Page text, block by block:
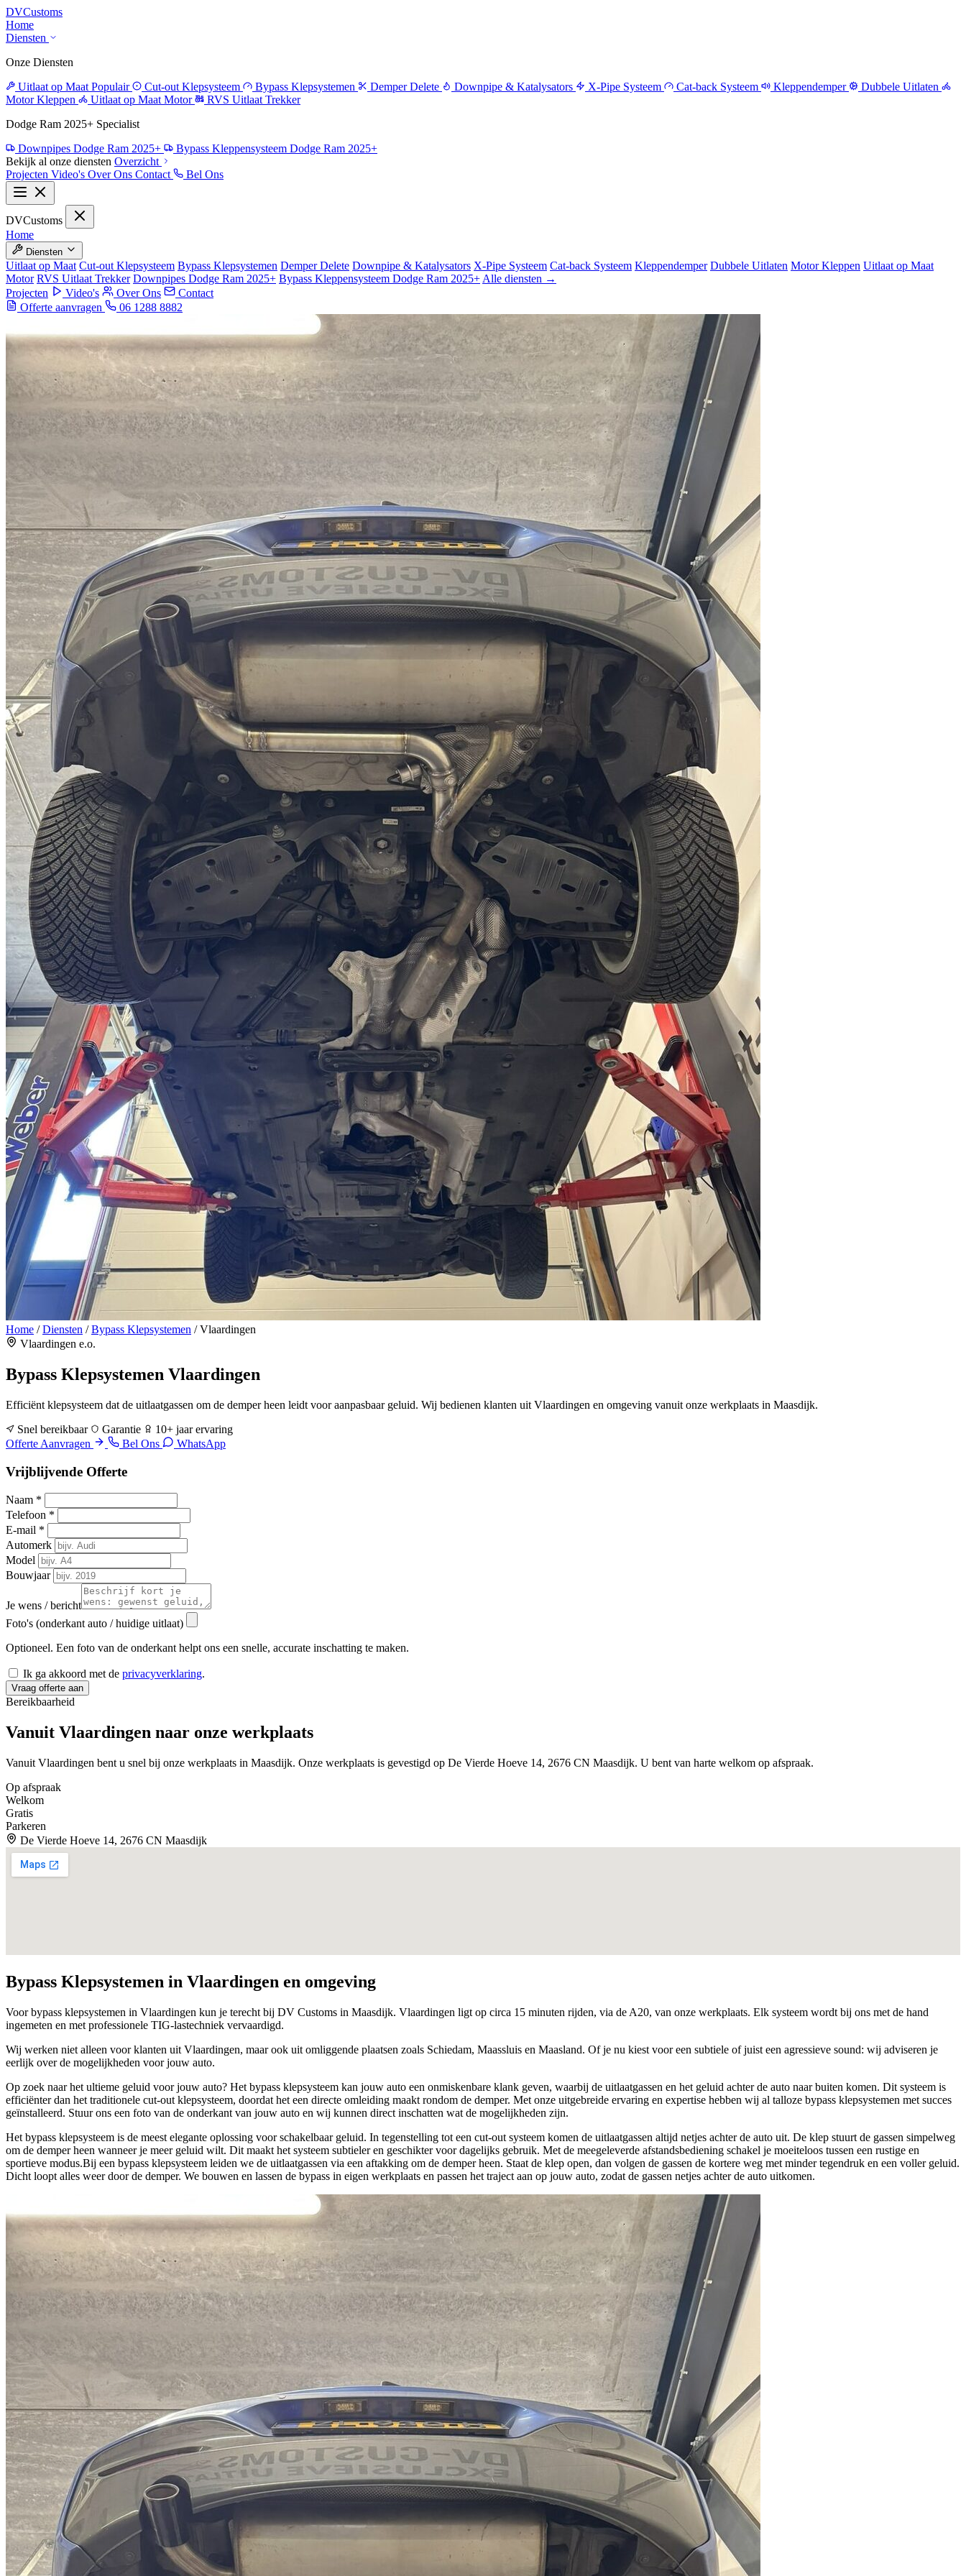
DVCustoms
Home
Diensten
Onze Diensten
Uitlaat op Maat Populair Cut-out Klepsysteem Bypass Klepsystemen Demper Delete Downpipe & Katalysators X-Pipe Systeem Cat-back Systeem Kleppendemper
Dubbele Uitlaten
Motor Kleppen
Uitlaat op Maat Motor
RVS Uitlaat Trekker
Dodge Ram 2025+ Specialist
Downpipes Dodge Ram 2025+
Bypass Kleppensysteem Dodge Ram 2025+
Bekijk al onze diensten Overzicht
Projecten Video's Over Ons Contact Bel Ons
DVCustoms
Home
Diensten
Uitlaat op Maat Cut-out Klepsysteem Bypass Klepsystemen Demper Delete Downpipe & Katalysators X-Pipe Systeem Cat-back Systeem Kleppendemper Dubbele Uitlaten Motor Kleppen Uitlaat op Maat
Motor RVS Uitlaat Trekker Downpipes Dodge Ram 2025+ Bypass Kleppensysteem Dodge Ram 2025+ Alle diensten →
Projecten
Video's Over Ons
Contact
Offerte aanvragen
06 1288 8882
Home / Diensten / Bypass Klepsystemen / Vlaardingen
Vlaardingen e.o.
Bypass Klepsystemen Vlaardingen
Efficiënt klepsysteem dat de uitlaatgassen om de demper heen leidt voor aanpasbaar geluid. Wij bedienen klanten uit Vlaardingen en omgeving vanuit onze werkplaats in Maasdijk.
Snel bereikbaar
Garantie
10+ jaar ervaring
Offerte Aanvragen
Bel Ons WhatsApp
Vrijblijvende Offerte
Naam *
Telefoon *
E-mail *
Automerk
Model
Bouwjaar
Je wens / bericht
Foto's (onderkant auto / huidige uitlaat)
Optioneel. Een foto van de onderkant helpt ons een snelle, accurate inschatting te maken.
Ik ga akkoord met de privacyverklaring.
Vraag offerte aan
Bereikbaarheid
Vanuit Vlaardingen naar onze werkplaats
Vanuit Vlaardingen bent u snel bij onze werkplaats in Maasdijk. Onze werkplaats is gevestigd op De Vierde Hoeve 14, 2676 CN Maasdijk. U bent van harte welkom op afspraak.
Op afspraak
Welkom
Gratis
Parkeren
De Vierde Hoeve 14, 2676 CN Maasdijk
Bypass Klepsystemen in Vlaardingen en omgeving
Voor bypass klepsystemen in Vlaardingen kun je terecht bij DV Customs in Maasdijk. Vlaardingen ligt op circa 15 minuten rijden, via de A20, van onze werkplaats. Elk systeem wordt bij ons met de hand
ingemeten en met professionele TIG-lastechniek vervaardigd.
Wij werken niet alleen voor klanten uit Vlaardingen, maar ook uit omliggende plaatsen zoals Schiedam, Maassluis en Maasland. Of je nu kiest voor een subtiele of juist een agressieve sound: wij adviseren je
eerlijk over de mogelijkheden voor jouw auto.
Op zoek naar het ultieme geluid voor jouw auto? Het bypass klepsysteem kan jouw auto een onmiskenbare klank geven, waarbij de uitlaatgassen en het geluid achter de auto naar buiten komen. Dit systeem is
efficiënter dan het traditionele cut-out klepsysteem, doordat het een directe omleiding maakt rondom de demper. Met onze uitgebreide ervaring en expertise hebben wij al talloze bypass klepsystemen met succes
geïnstalleerd. Stuur ons een foto van de onderkant van jouw auto en wij kunnen direct inschatten wat de mogelijkheden zijn.
Het bypass klepsysteem is de meest elegante oplossing voor schakelbaar geluid. In tegenstelling tot een cut-out systeem komen de uitlaatgassen altijd netjes achter de auto uit. De klep stuurt de gassen simpelweg
om de demper heen wanneer je meer geluid wilt. Dit maakt het systeem subtieler en geschikter voor dagelijks gebruik. Met de meegeleverde afstandsbediening schakel je moeiteloos tussen een rustige en
sportieve modus.Bij een bypass klepsysteem leiden we de uitlaatgassen via een aftakking om de demper heen. Staat de klep open, dan volgen de gassen de kortere weg met minder tegendruk en een voller geluid.
Dicht loopt alles weer door de demper. We bouwen en lassen de bypass in eigen werkplaats en passen het traject aan op jouw auto, zodat de gassen netjes achter de auto uitkomen.